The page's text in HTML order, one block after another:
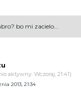
bo mi zacielo...
aktywny: Wczoraj, 21:41)
2013, 21:34